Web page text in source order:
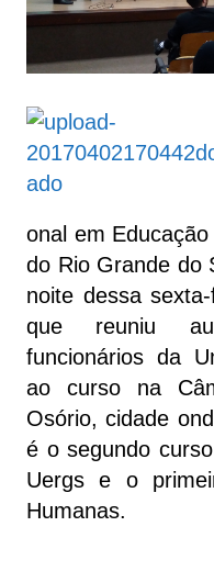
onal em
do Rio Grande do
noite dessa
que reuniu
funcionários da
ao curso na
Osório, cidade
é o segundo
Uergs e o
Humanas.